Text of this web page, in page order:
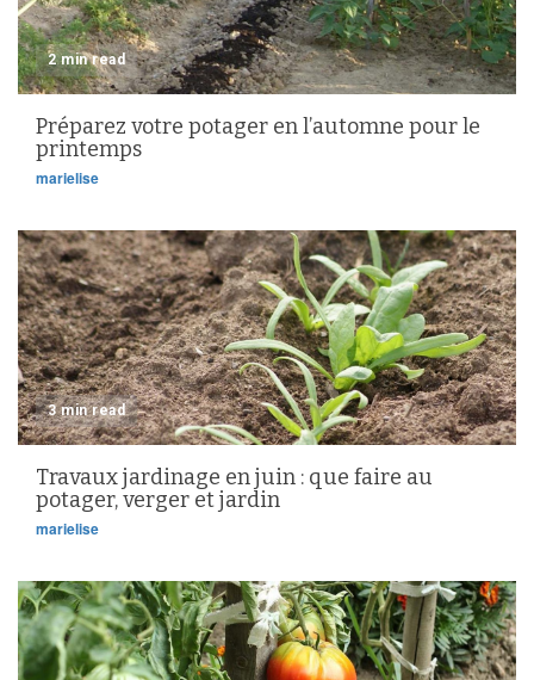
2 min read
Préparez votre potager en l’automne pour le
printemps
marielise
3 min read
Travaux jardinage en juin : que faire au
potager, verger et jardin
marielise